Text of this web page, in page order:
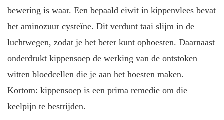
bewering is waar. Een bepaald eiwit in kippenvlees bevat
het aminozuur cysteïne. Dit verdunt taai slijm in de
luchtwegen, zodat je het beter kunt ophoesten. Daarnaast
onderdrukt kippensoep de werking van de ontstoken
witten bloedcellen die je aan het hoesten maken.
Kortom: kippensoep is een prima remedie om die
keelpijn te bestrijden.